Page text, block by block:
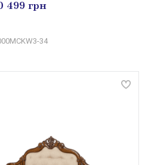
499 грн
34